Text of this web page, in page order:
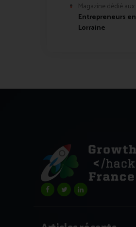
Magazine dédié aux
Entrepreneurs en
Lorraine